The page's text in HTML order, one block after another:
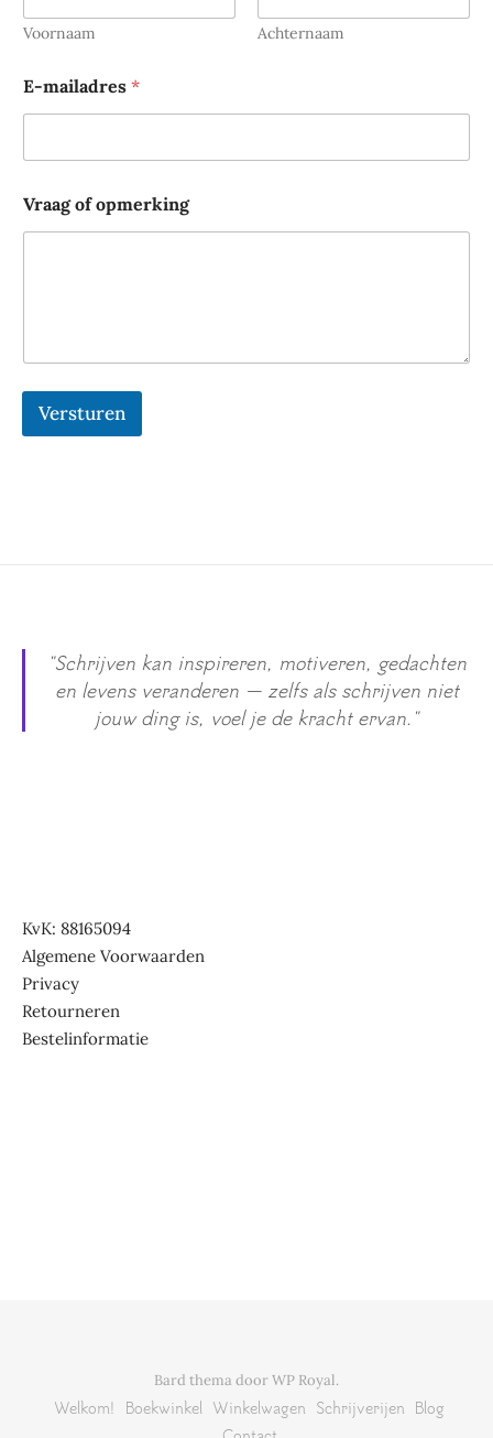
Voornaam Achternaam
E-mailadres *
a
a
k
n
Vraag of opmerking
Versturen
"Schrijven kan inspireren, motiveren, gedachten
en levens veranderen — zelfs als schrijven niet
jouw ding is, voel je de kracht ervan."
KvK: 88165094
Algemene Voorwaarden
Privacy
Retourneren
Bestelinformatie
Bard thema doorWP Royal.
Welkom! Boekwinkel Winkelwagen Schrijverijen Blog